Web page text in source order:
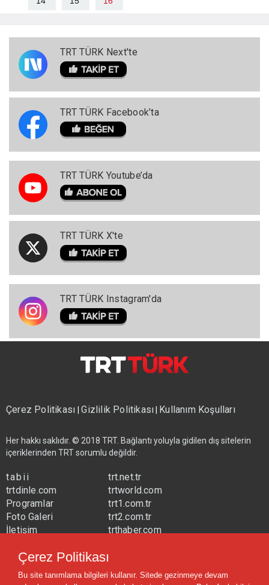
TRT TÜRK Next'te
TRT TÜRK Facebook’ta
TRT TÜRK Youtube’da
TRT TÜRK X'te
TRT TÜRK Instagram'da
Çerez Politikası|Gizlilik Politikası| Kullanım Koşulları
Her hakkı saklıdır. © 2018 TRT. Bağlantı yoluyla gidilen dış sitelerin
içeriklerinden TRT sorumlu değildir.
tabii
trtdinle.com
Programlar
Foto Galeri
İletişim
trt.net.tr
trtworld.com
trt1.com.tr
trt2.com.tr
trthaber.com
trtavaz.com.tr
trtmuzik.net.tr
Çerez Politikası
Bu site tanımlama bilgileri kullanır. Sitede gezinmeye devam